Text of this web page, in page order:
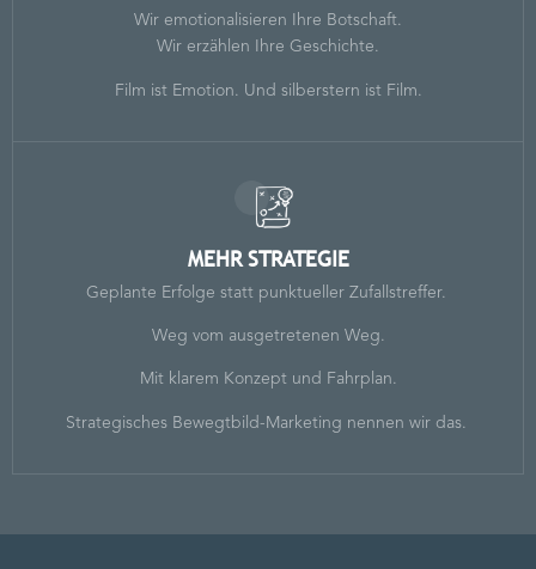
Wir emotionalisieren Ihre Botschaft.
Wir erzählen Ihre Geschichte.
Film ist Emotion. Und silberstern ist Film.
MEHR STRATEGIE
Geplante Erfolge statt punktueller Zufallstreffer.
Weg vom ausgetretenen Weg.
Mit klarem Konzept und Fahrplan.
Strategisches Bewegtbild-Marketing nennen wir das.